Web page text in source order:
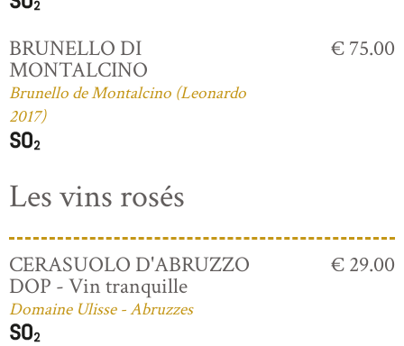
BRUNELLO DI
MONTALCINO
Brunello de Montalcino (Leonardo
2017)
€ 75.00
Les vins rosés
CERASUOLO D'ABRUZZO
DOP - Vin tranquille
Domaine Ulisse - Abruzzes
€ 29.00